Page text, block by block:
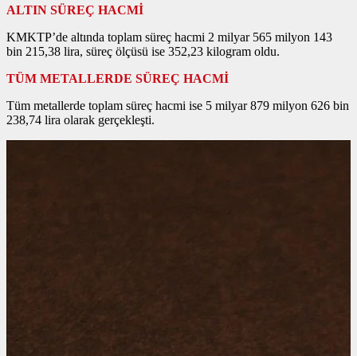
ALTIN SÜREÇ HACMİ
KMKTP’de altında toplam süreç hacmi 2 milyar 565 milyon 143
bin 215,38 lira, süreç ölçüsü ise 352,23 kilogram oldu.
TÜM METALLERDE SÜREÇ HACMİ
Tüm metallerde toplam süreç hacmi ise 5 milyar 879 milyon 626 bin
238,74 lira olarak gerçekleşti.